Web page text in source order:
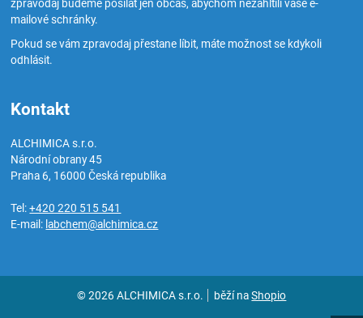
zpravodaj budeme posílat jen občas, abychom nezahltili vaše e-
mailové schránky.
Pokud se vám zpravodaj přestane líbit, máte možnost se kdykoli
odhlásit.
Kontakt
ALCHIMICA s.r.o.
Národní obrany 45
Praha 6, 16000Česká republika
Tel:+420 220 515 541
E-mail: labchem@alchimica.cz
© 2026 ALCHIMICA s.r.o. běží naShopio